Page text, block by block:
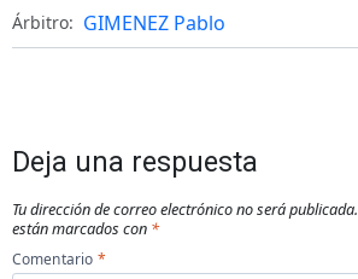
Árbitro: GIMENEZ Pablo
Deja una respuesta
Tu dirección de correo electrónico no será publicada.
están marcados con *
Comentario *